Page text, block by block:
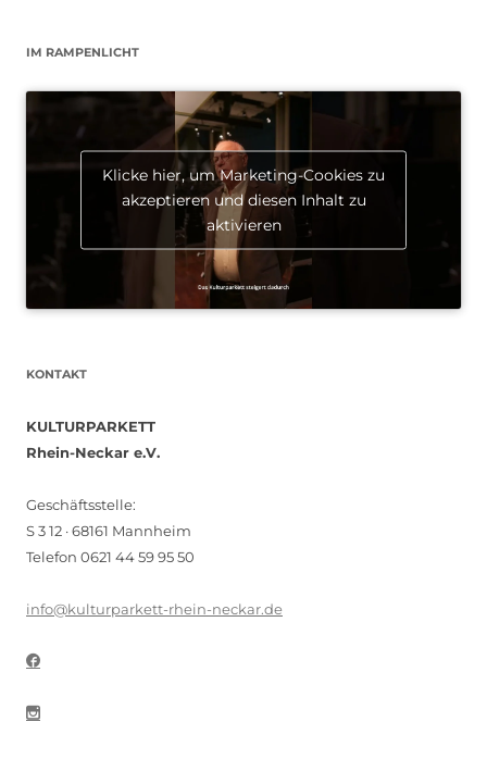
IM RAMPENLICHT
Klicke hier, um Marketing-Cookies zu
akzeptieren und diesen Inhalt zu
aktivieren
KONTAKT
KULTURPARKETT
Rhein-Neckar e.V.
Geschäftsstelle:
S 3 12 · 68161 Mannheim
Telefon 0621 44 59 95 50
info@kulturparkett-rhein-neckar.de